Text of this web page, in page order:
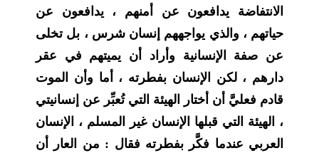
الانتفاضة يدافعون عن أمنهم ، يدافعون عن
حياتهم ، والذي يواجههم إنسان شرس ، بل تخلى
عن صفة الإنسانية وأراد أن يميتهم في عقر
دارهم ، لكن الإنسان بفطرته ، أما وأن الموت
قادم فعليَّ أن أختار الهيئة التي تُعبِّر عن إنسانيتي
، الهيئة التي قبلها الإنسان غير المسلم ، الإنسان
العربي عندما فكَّر بفطرته فقال : من العار أن